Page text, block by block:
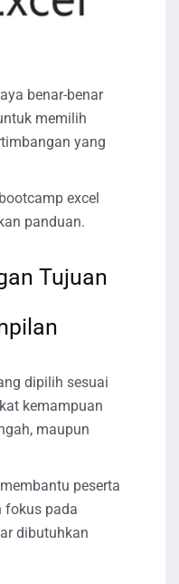
benar-benar
memilih
yang
excel
panduan.
Tujuan
dipilih sesuai
kemampuan
maupun
peserta
fokus pada
dibutuhkan